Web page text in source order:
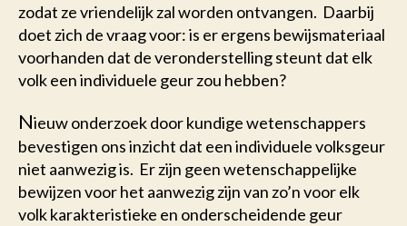
zodat ze vriendelijk zal worden ontvangen. Daarbij
doet zich de vraag voor: is er ergens bewijsmateriaal
voorhanden dat de veronderstelling steunt dat elk
volk een individuele geur zou hebben?
Nieuw onderzoek door kundige wetenschappers
bevestigen ons inzicht dat een individuele volksgeur
niet aanwezig is. Er zijn geen wetenschappelijke
bewijzen voor het aanwezig zijn van zo’n voor elk
volk karakteristieke en onderscheidende geur